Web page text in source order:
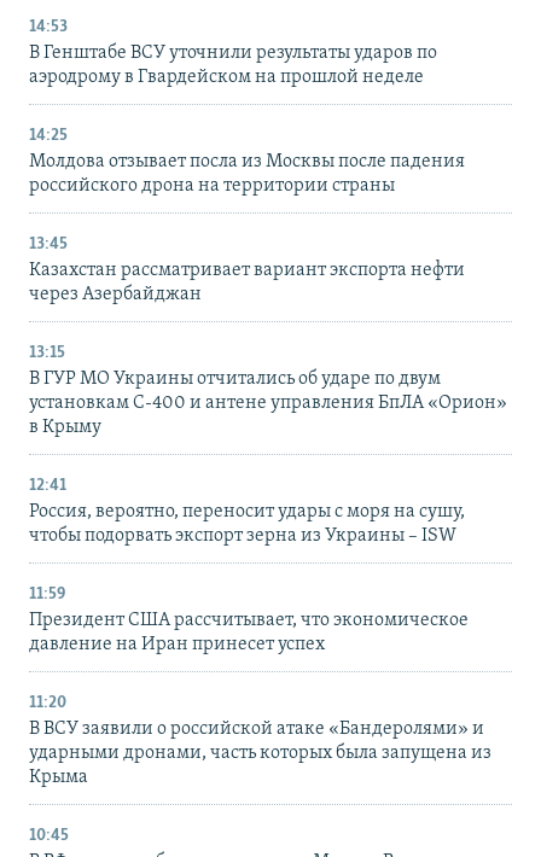
14:53
В Генштабе ВСУ уточнили результаты ударов по
аэродрому в Гвардейском на прошлой неделе
14:25
Молдова отзывает посла из Москвы после падения
российского дрона на территории страны
13:45
Казахстан рассматривает вариант экспорта нефти
через Азербайджан
13:15
В ГУР МО Украины отчитались об ударе по двум
установкам С-400 и антене управления БпЛА «Орион»
в Крыму
12:41
Россия, вероятно, переносит удары с моря на сушу,
чтобы подорвать экспорт зерна из Украины – ISW
11:59
Президент США рассчитывает, что экономическое
давление на Иран принесет успех
11:20
В ВСУ заявили о российской атаке «Бандеролями» и
ударными дронами, часть которых была запущена из
Крыма
10:45